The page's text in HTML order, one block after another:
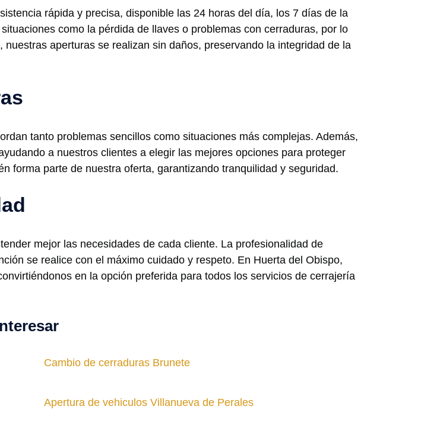
rápida y precisa, disponible las 24 horas del día, los 7 días de la
como la pérdida de llaves o problemas con cerraduras, por lo
aperturas se realizan sin daños, preservando la integridad de la
tanto problemas sencillos como situaciones más complejas. Además,
a nuestros clientes a elegir las mejores opciones para proteger
forma parte de nuestra oferta, garantizando tranquilidad y seguridad.
mejor las necesidades de cada cliente. La profesionalidad de
se realice con el máximo cuidado y respeto. En Huerta del Obispo,
en la opción preferida para todos los servicios de cerrajería
Cambio de cerraduras Brunete
Apertura de vehiculos Villanueva de Perales